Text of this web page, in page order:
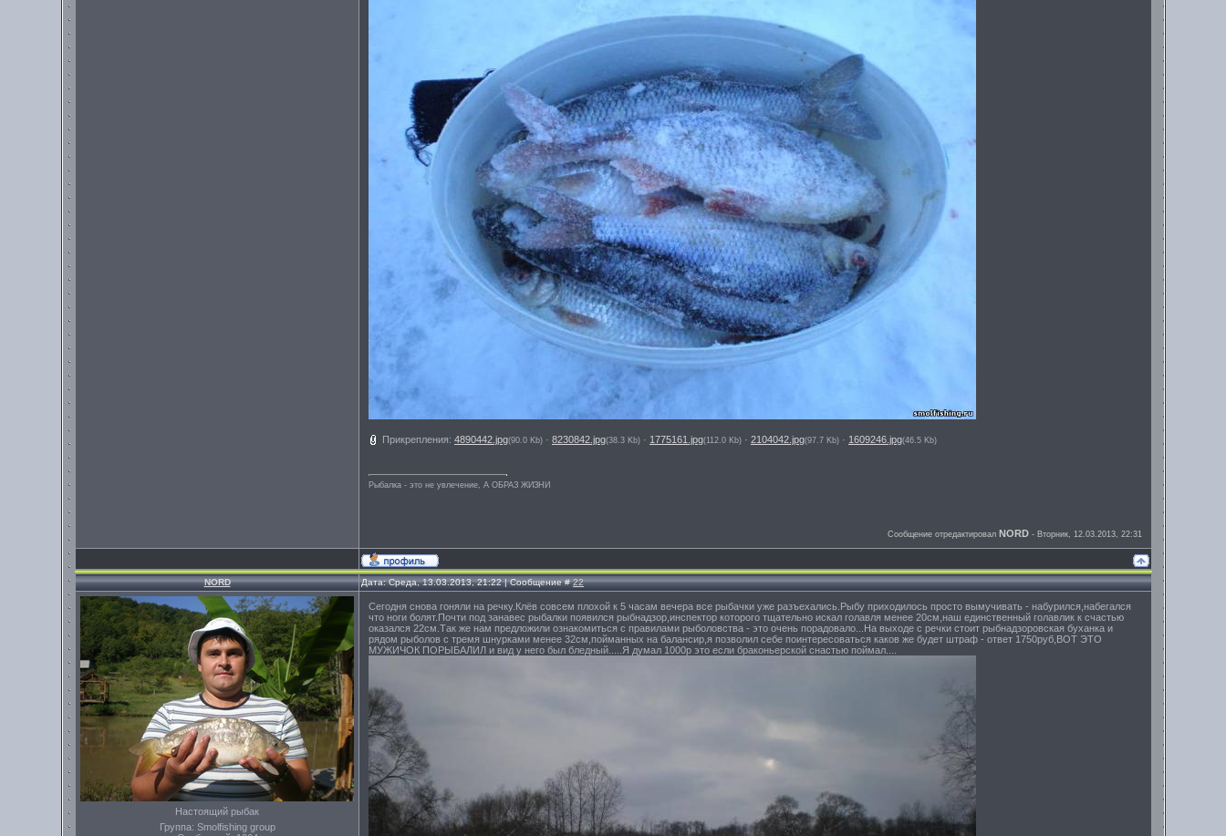
Прикрепления: 4890442.jpg(90.0 Kb) · 8230842.jpg(38.3 Kb) · 1775161.jpg(112.0 Kb) · 2104042.jpg(97.7 Kb) · 1609246.jpg(46.5 Kb)
Рыбалка - это не увлечение, А ОБРАЗ ЖИЗНИ
Сообщение отредактировал NORD - Вторник, 12.03.2013, 22:31
NORD Дата: Среда, 13.03.2013, 21:22 | Сообщение #22
Настоящий рыбак
Группа: Smolfishing group
Сегодня снова гоняли на речку.Клёв совсем плохой к 5 часам вечера все рыбачки уже разъехались.Рыбу приходилось просто вымучивать - набурился,набегался
что ноги болят.Почти под занавес рыбалки появился рыбнадзор,инспектор которого тщательно искал голавля менее 20см,наш единственный голавлик к счастью
оказался 22см.Так же нам предложили ознакомиться с правилами рыболовства - это очень порадовало...На выходе с речки стоит рыбнадзоровская буханка и
рядом рыболов с тремя шнурками менее 32см,пойманных на балансир,я позволил себе поинтересоваться каков же будет штраф - ответ 1750руб,ВОТ ЭТО
МУЖИЧОК ПОРЫБАЛИЛ и вид у него был бледный.....Я думал 1000р это если браконьерской снастью поймал....